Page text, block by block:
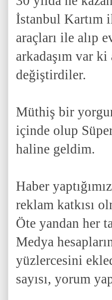
İstanbul Kartım
araçları ile alıp
arkadaşım var
değiştirdiler.
Müthiş bir
içinde olup
haline geldim.
Haber
reklam katkısı
Öte yandan her
Medya
yüzlercesini
sayısı, yorum